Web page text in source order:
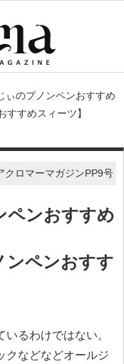
ぃのプノンペンおすすめ
すめスィーツ】
クロマーマガジンPP9号
ペンおすすめ
ンペンおすす
るわけではない。
クなどなどオールジ